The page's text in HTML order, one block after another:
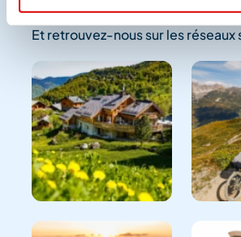
Et retrouvez-nous sur les réseaux